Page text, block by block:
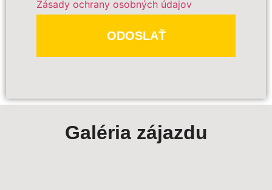
Zásady ochrany osobných údajov
ODOSLAŤ
Dôležité:
PREDBEŽNE OBJEDNAŤ
Galéria zájazdu